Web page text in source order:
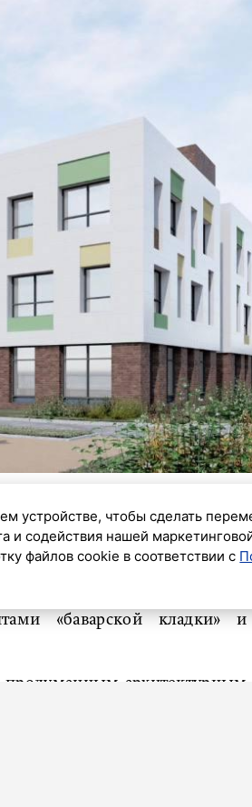
архитектурный дизайн
этом сообщили в пресс-службе
«баварской кладки» и
продуманным архитектурным
устройстве, чтобы сделать
и содействия нашей
файлов cookie в соответствии с